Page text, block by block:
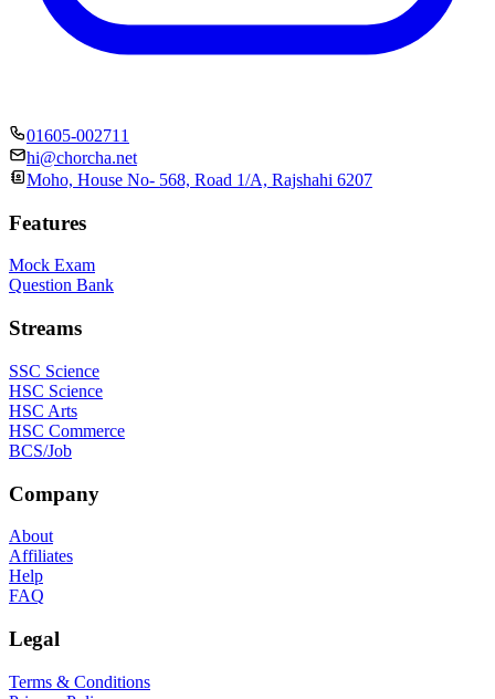
01605-002711
hi@chorcha.net
Moho, House No- 568, Road 1/A, Rajshahi 6207
Features
Mock Exam
Question Bank
Streams
SSC Science
HSC Science
HSC Arts
HSC Commerce
BCS/Job
Company
About
Affiliates
Help
FAQ
Legal
Terms & Conditions